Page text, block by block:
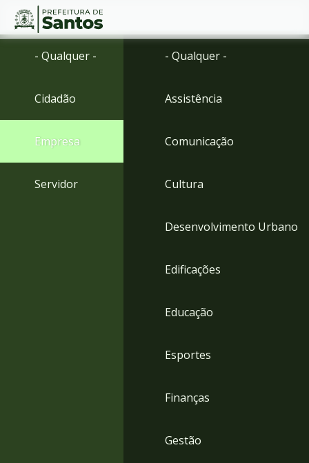
Ir
Ir
menu
Conteúdo
- Qualquer -
Cidadão
Empresa
Servidor
- Qualquer -
Assistência
Comunicação
Cultura
Desenvolvimento Urbano
Edificações
Educação
Esportes
Finanças
Gestão